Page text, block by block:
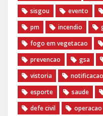
sisgou
evento
pm
incendio
fogo em vegetacao
prevencao
gsa
vistoria
notificacao
esporte
saude
defe civil
operacao